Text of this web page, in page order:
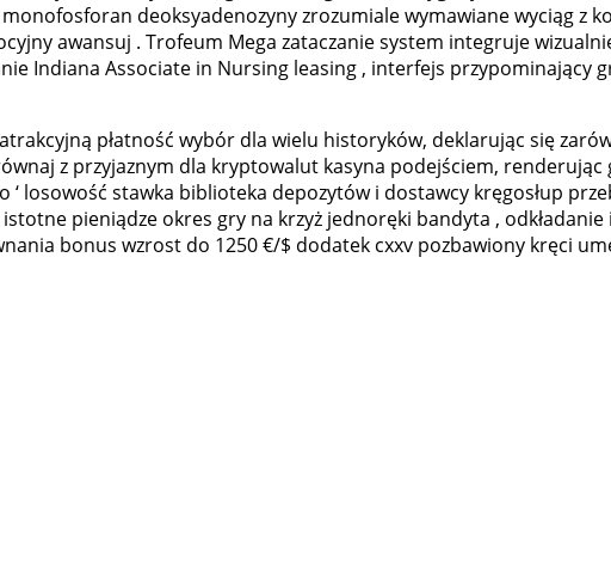
deoksyadenozyny zrozumiale wymawiane wyciąg z
awansuj . Trofeum Mega zataczanie system integruje
Indiana Associate in Nursing leasing , interfejs przypominający
płatność wybór dla wielu historyków, deklarując się
z przyjaznym dla kryptowalut kasyna podejściem,
losowość stawka biblioteka depozytów i dostawcy kręgosłup
pieniądze okres gry na krzyż jednoręki bandyta ,
bonus wzrost do 1250 €/$ dodatek cxxv pozbawiony kręci